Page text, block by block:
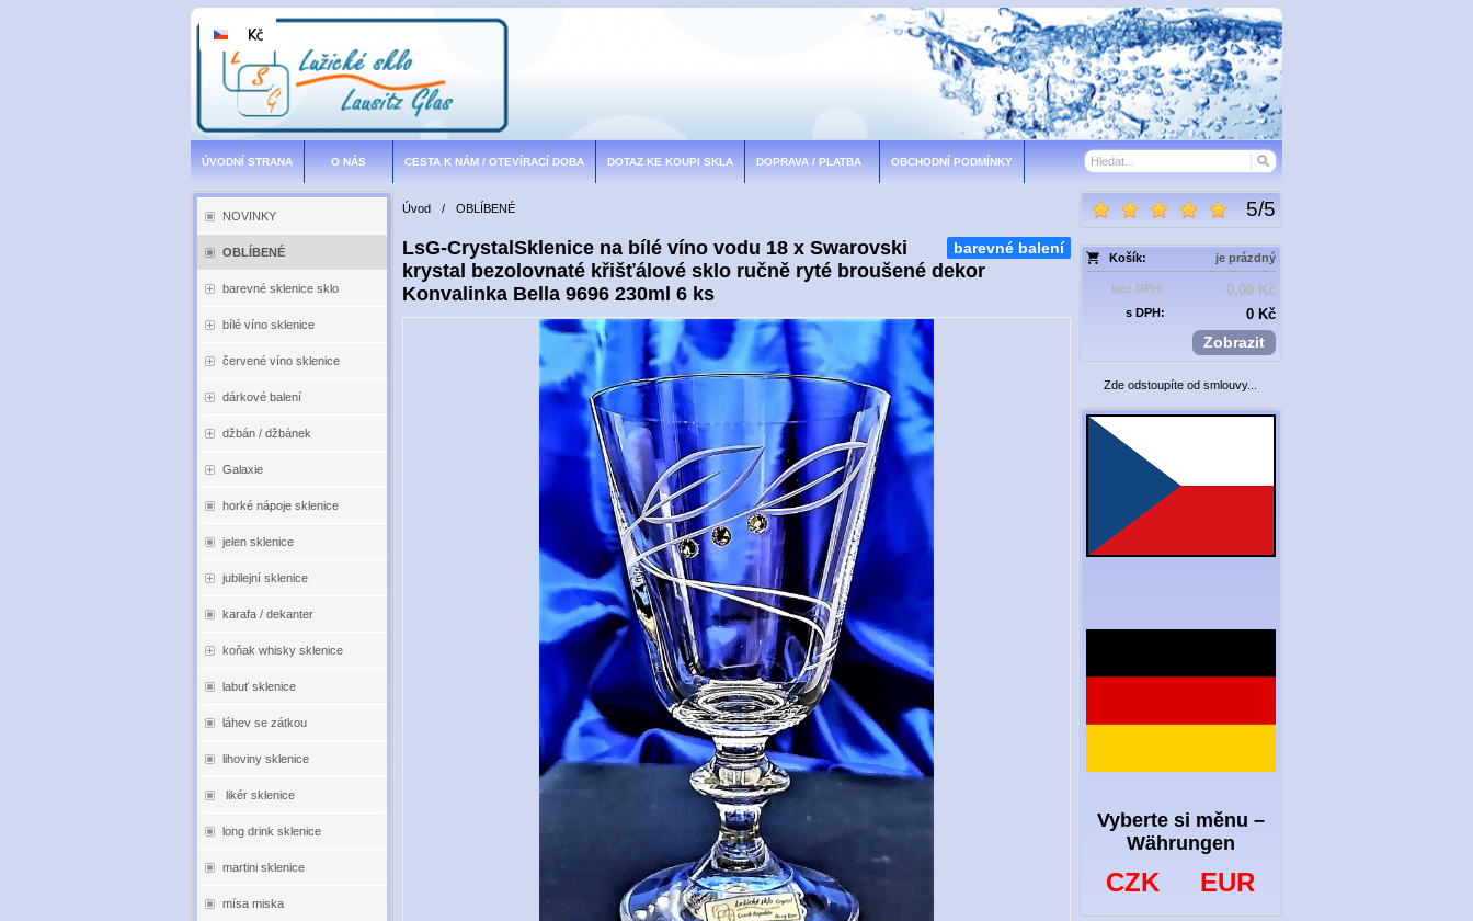
ÚVODNÍ STRANA O NÁS CESTA K NÁM / OTEVÍRACÍ DOBA DOTAZ KE KOUPI SKLA DOPRAVA / PLATBA OBCHODNÍ PODMÍNKY
NOVINKY
OBLÍBENÉ
barevné sklenice sklo
bílé víno sklenice
červené víno sklenice
dárkové balení
džbán / džbánek
Galaxie
horké nápoje sklenice
jelen sklenice
jubilejní sklenice
karafa / dekanter
koňak whisky sklenice
labuť sklenice
láhev se zátkou
lihoviny sklenice
likér sklenice
long drink sklenice
martini sklenice
mísa miska
5/5
Košík: je prázdný
bez DPH: 0,00 Kč
s DPH: 0 Kč
Zobrazit
Zde odstoupíte od smlouvy...
Vyberte si měnu –
Währungen
CZK EUR
Úvod / OBLÍBENÉ
barevné balení
LsG-CrystalSklenice na bílé víno vodu 18 x Swarovski
krystal bezolovnaté křišťálové sklo ručně ryté broušené dekor
Konvalinka Bella 9696 230ml 6 ks